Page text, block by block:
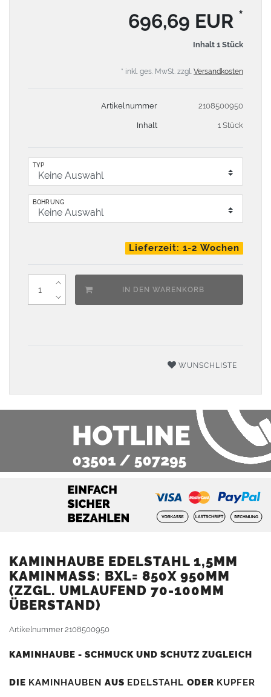
696,69 EUR *
Inhalt 1 Stück
* inkl. ges. MwSt. zzgl. Versandkosten
Artikelnummer 2108500950
Inhalt 1 Stück
TYP
BOHRUNG
Lieferzeit: 1-2 Wochen
IN DEN WARENKORB
WUNSCHLISTE
KAMINHAUBE EDELSTAHL 1,5MM
KAMINMASS: BXL= 850X 950MM (
ZZGL. UMLAUFEND 70-100MM Ü
BERSTAND)
Artikelnummer2108500950
KAMINHAUBE - SCHMUCK UND SCHUTZ ZUGLEICH
DIE KAMINHAUBEN AUS EDELSTAHL ODER KUPFER